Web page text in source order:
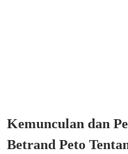
Kemunculan dan
Betrand Peto